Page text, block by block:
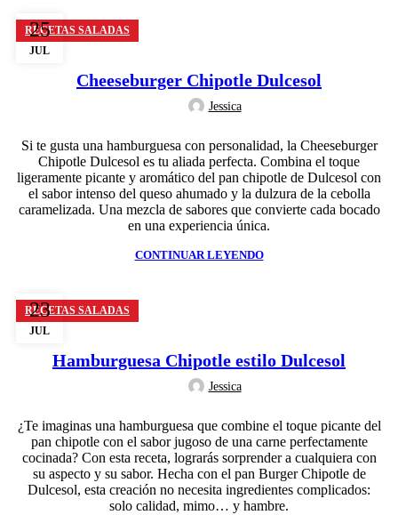
25
JUL
RECETAS SALADAS
Cheeseburger Chipotle Dulcesol
Jessica
Si te gusta una hamburguesa con personalidad, la Cheeseburger
Chipotle Dulcesol es tu aliada perfecta. Combina el toque
ligeramente picante y aromático del pan chipotle de Dulcesol con
el sabor intenso del queso ahumado y la dulzura de la cebolla
caramelizada. Una mezcla de sabores que convierte cada bocado
en una experiencia única.
CONTINUAR LEYENDO
23
JUL
RECETAS SALADAS
Hamburguesa Chipotle estilo Dulcesol
Jessica
¿Te imaginas una hamburguesa que combine el toque picante del
pan chipotle con el sabor jugoso de una carne perfectamente
cocinada? Con esta receta, lograrás sorprender a cualquiera con
su aspecto y su sabor. Hecha con el pan Burger Chipotle de
Dulcesol, esta creación no necesita ingredientes complicados:
solo calidad, mimo… y hambre.